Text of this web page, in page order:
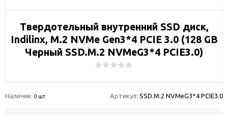
Твердотельный внутренний SSD диск,
Indilinx, M.2 NVMe Gen3*4 PCIE 3.0 (128 GB
Черный SSD.M.2 NVMeG3*4 PCIE3.0)
Наличие: 0 шт Артикул: SSD.M.2 NVMeG3*4 PCIE3.0